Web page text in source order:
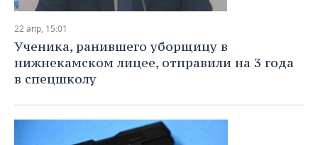
22 апр, 15:01
Ученика, ранившего уборщицу в
нижнекамском лицее, отправили на 3 года
в спецшколу